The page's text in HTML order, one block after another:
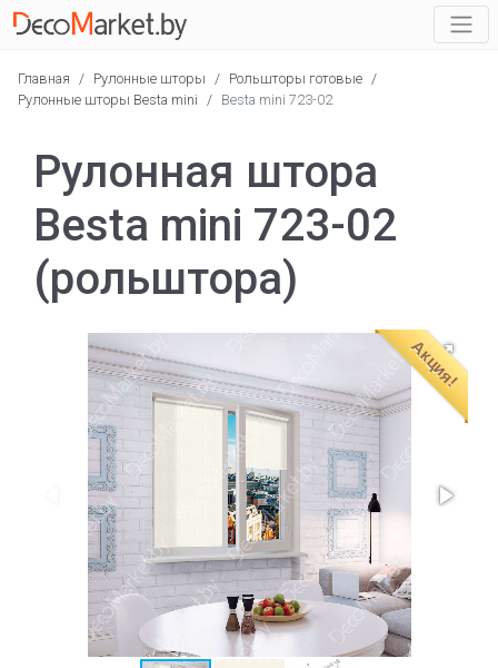
Главная / Рулонные шторы / Рольшторы готовые /
Рулонные шторы Besta mini / Besta mini 723-02
Рулонная штора
Besta mini 723-02
(рольштора)
Акция!